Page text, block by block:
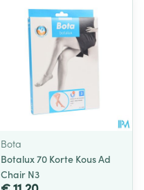
Bota
Botalux 70 Korte Kous Ad
Chair N3